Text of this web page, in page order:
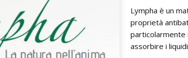
Lympha è un
proprietà
particolarmente
assorbire i